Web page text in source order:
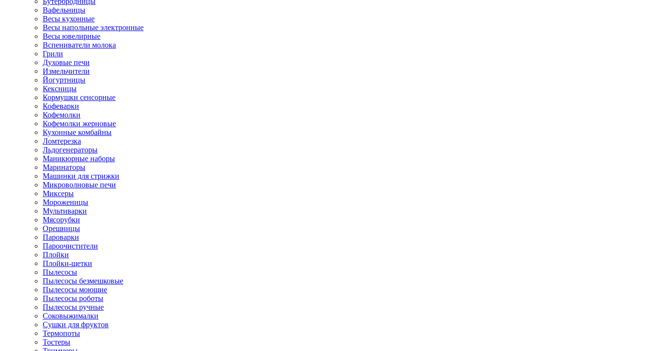
Вафельницы
Весы кухонные
Весы напольные электронные
Весы ювелирные
Вспениватели молока
Грили
Духовые печи
Измельчители
Йогуртницы
Кексницы
Кормушки сенсорные
Кофеварки
Кофемолки
Кофемолки жерновые
Кухонные комбайны
Ломтерезка
Льдогенераторы
Маникюрные наборы
Маринаторы
Машинки для стрижки
Микроволновые печи
Миксеры
Мороженицы
Мультиварки
Мясорубки
Орешницы
Пароварки
Пароочистители
Плойки
Плойки-щетки
Пылесосы
Пылесосы безмешковые
Пылесосы моющие
Пылесосы роботы
Пылесосы ручные
Соковыжималки
Сушки для фруктов
Термопоты
Тостеры